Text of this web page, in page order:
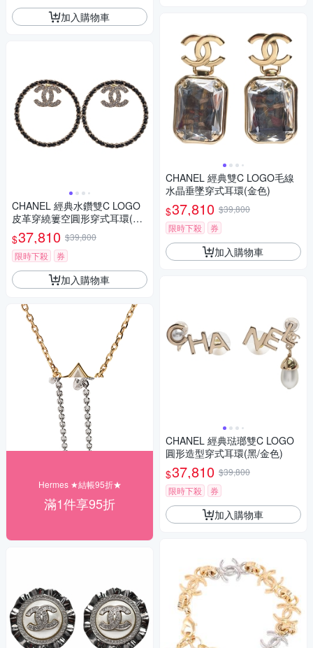
加入購物車
CHANEL 經典水鑽雙C LOGO
皮革穿繞簍空圓形穿式耳環(黑/
金)
$37,810 $39,800
限時下殺
券
加入購物車
Hermes ★結帳95折★
滿1件享95折
CHANEL 經典雙C LOGO毛線
水晶垂墜穿式耳環(金色)
$37,810 $39,800
限時下殺
券
加入購物車
CHANEL 經典琺瑯雙C LOGO
圓形造型穿式耳環(黑/金色)
$37,810 $39,800
限時下殺
券
加入購物車